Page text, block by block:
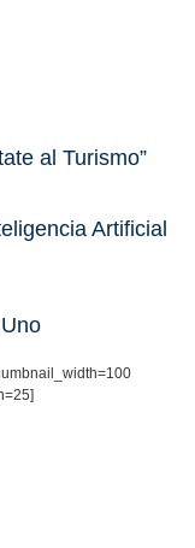
al Turismo”
Artificial